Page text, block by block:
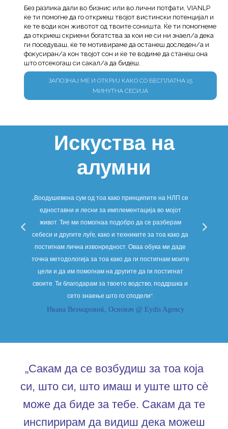
Без разлика дали во бизнис или во лични потфати, VIANLP
ќе ти помогне да го откриеш твојот вистински потенцијал и
ќе те води кон животот од твоите соништа. Ќе ти помогнеме
да откриеш скриени богатства за кои не си ни знаел/а дека
ги поседуваш, ќе те мотивираме да останеш доследен/а и
фокусиран/а кон твојот сон и ќе те водиме да станеш она
што отсекогаш си сакал/а да бидеш.
ЗАПОЗНАЈ МЕ И ОТКРИЈ КАКО СО БЕСПЛАТНА 15
МИНУТНА СЕСИЈА
Искуства на
алумни
Ивана Везмаровиќ, Основач @ Eydis Agency
„Воодушевена сум од тоа како принципите на НЛП се
едноставни и лесни за имплементација во мојот
живот. Тие ми помогнаа подобро да се разберам
себеси и другите луѓе, како и техниките за тоа како да
постигнам лична извонредност. Оваа обука ми даде
точна методологија за тоа како да ги постигнам моите
цели и да им помогнам на другите да ги постигнат
своите. Ти благодарам за твоето водство, поддршка и
сето знаење што го сподели“.
„Сакам да се возбудиш за тоа која
си, што си, што имаш и уште што сè
може да биде за тебе. Сакам да те
инспирирам да видиш дека можеш